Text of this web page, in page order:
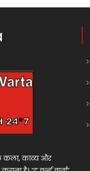
कला, काव्य और